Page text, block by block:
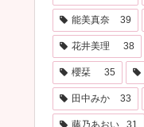
能美真奈 39
花井美理 38
櫻栞 35
田中みか 33
藤乃あおい 31